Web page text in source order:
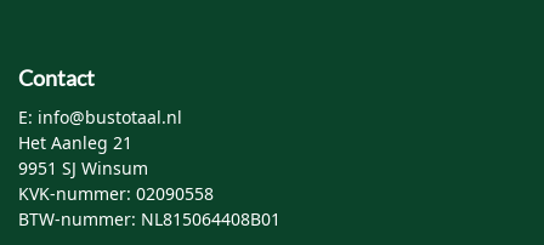
Contact
E: info@bustotaal.nl
Het Aanleg 21
9951 SJ Winsum
KVK-nummer: 02090558
BTW-nummer: NL815064408B01